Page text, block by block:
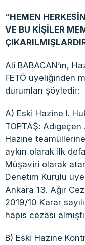
“HEMEN
VE BU KİŞİLER
Ali BABACAN’ın,
FETÖ üyeliğinden
durumları şöyledir:
A) Eski Hazine I.
TOPTAŞ:
Hazine
aykırı olarak ilk
Müşaviri olarak
Denetim Kurulu
Ankara 13. Ağır
2019/10 Karar
hapis cezası
B) Eski Hazine